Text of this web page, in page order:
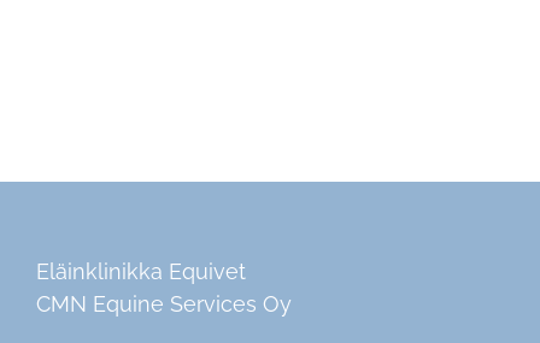
Eläinklinikka Equivet
CMN Equine Services Oy